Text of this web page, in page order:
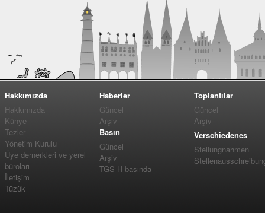
Hakkımızda
Hakkımızda
Künye
Tezler
Yönetim Kurulu
Üye dernerkleri ve yerel
büroları
İletişim
Tüzük
Haberler
Güncel
Arşiv
Basın
Güncel
Arşiv
TGS-H basında
Toplantılar
Güncel
Arşiv
Verschiedenes
Stellungnahmen